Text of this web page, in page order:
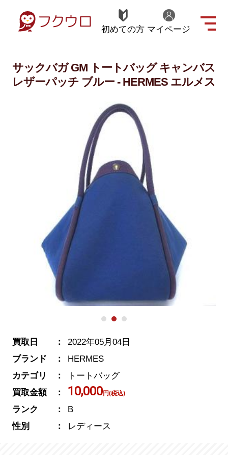
初めての方 マイページ
サックバガ GM トートバッグ キャンバス
レザーパッチ ブルー - HERMES エルメス
買取日
2022年05月04日
ブランド
HERMES
カテゴリ
トートバッグ
買取金額
10,000円(税込)
ランク
B
性別
レディース